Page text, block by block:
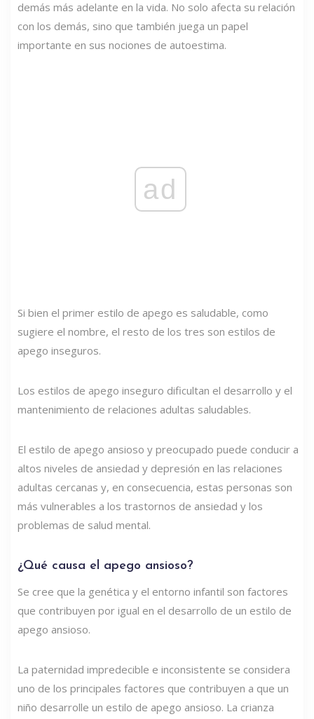
demás más adelante en la vida. No solo afecta su relación
con los demás, sino que también juega un papel
importante en sus nociones de autoestima.
ad
Si bien el primer estilo de apego es saludable, como
sugiere el nombre, el resto de los tres son estilos de
apego inseguros.
Los estilos de apego inseguro dificultan el desarrollo y el
mantenimiento de relaciones adultas saludables.
El estilo de apego ansioso y preocupado puede conducir a
altos niveles de ansiedad y depresión en las relaciones
adultas cercanas y, en consecuencia, estas personas son
más vulnerables a los trastornos de ansiedad y los
problemas de salud mental.
¿Qué causa el apego ansioso?
Se cree que la genética y el entorno infantil son factores
que contribuyen por igual en el desarrollo de un estilo de
apego ansioso.
La paternidad impredecible e inconsistente se considera
uno de los principales factores que contribuyen a que un
niño desarrolle un estilo de apego ansioso. La crianza